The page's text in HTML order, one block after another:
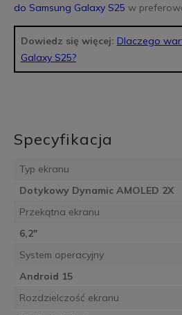
do Samsung Galaxy S25 w
Dowiedz się więcej: Dlaczego
Galaxy S25?
Specyfikacja
Typ ekranu
Dotykowy Dynamic AMOLED 2X
Przekątna ekranu
6,2"
System operacyjny
Android 15
Rozdzielczość ekranu